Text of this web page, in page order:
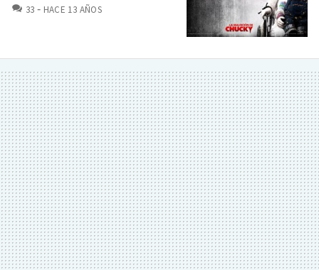
33 COMENTARIOS
HACE 13 AÑOS